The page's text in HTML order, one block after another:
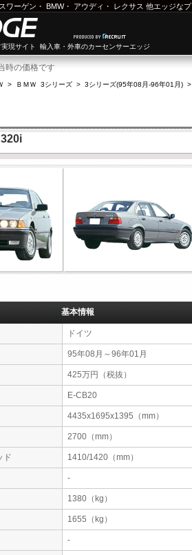
ワーゲン ・ BMW・ アウディ ・ レクサス 他エッジなプ
現サイト 輸入車・外車のカーセンサーエッジ
時の価格です
> ＢＭＷ 3シリーズ > 3シリーズ(95年08月-96年01月) >
基本情報
ドイツ
95年08月～96年01月
425万円（税抜）
E-CB20
4435x1695x1395（mm）
2700（mm）
ド 1410/1420（mm）
-
1380（kg）
1655（kg）
-